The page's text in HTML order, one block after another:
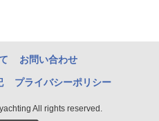
お問い合わせ
プライバシーポリシー
All rights reserved.